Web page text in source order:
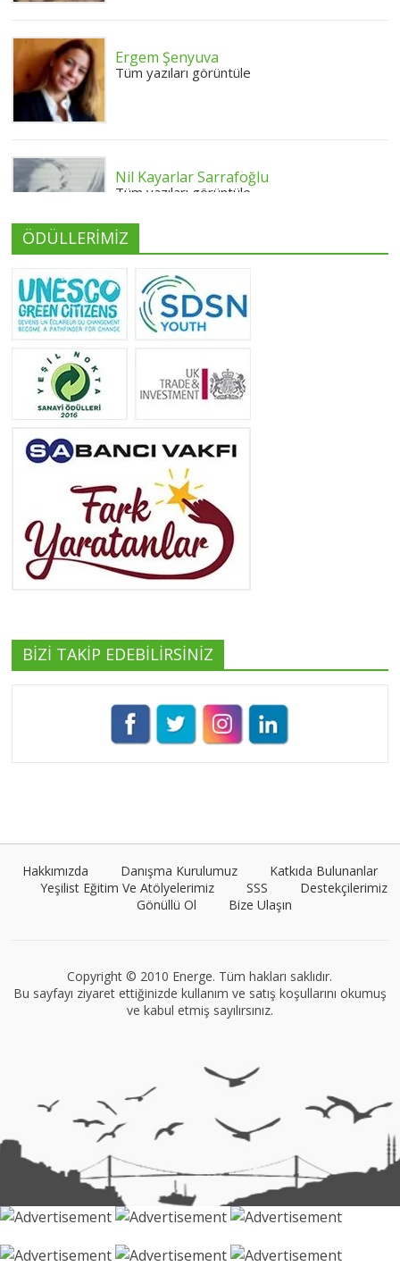
Ergem Şenyuva
Tüm yazıları görüntüle
Nil Kayarlar Sarrafoğlu
Tüm yazıları görüntüle
Yeliz Yılmaz
Tüm yazıları görüntüle
Yeşilist
Tüm yazıları görüntüle
Pınar Demirkan
Tüm yazıları görüntüle
Naz Kural
Tüm yazıları görüntüle
ÖDÜLLERİMİZ
BİZİ TAKİP EDEBİLİRSİNİZ
Hakkımızda Danışma Kurulumuz
Katkıda Bulunanlar
Yeşilist Eğitim Ve Atölyelerimiz
SSS
Destekçilerimiz
Gönüllü Ol
Bize Ulaşın
Copyright © 2010 Energe. Tüm hakları saklıdır.
Bu sayfayı ziyaret ettiğinizde kullanım ve satış koşullarını okumuş
ve kabul etmiş sayılırsınız.